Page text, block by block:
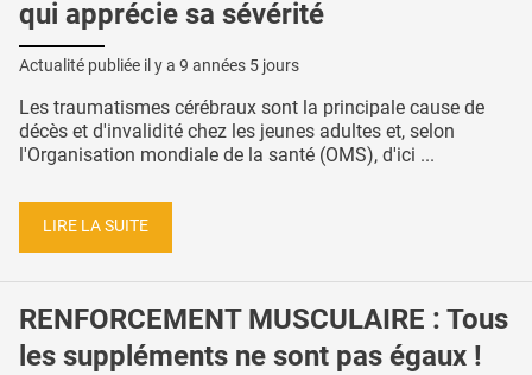
qui apprécie sa sévérité
Actualité publiée il y a 9 années 5 jours
Les traumatismes cérébraux sont la principale cause de
décès et d'invalidité chez les jeunes adultes et, selon
l'Organisation mondiale de la santé (OMS), d'ici ...
LIRE LA SUITE
RENFORCEMENT MUSCULAIRE : Tous
les suppléments ne sont pas égaux !